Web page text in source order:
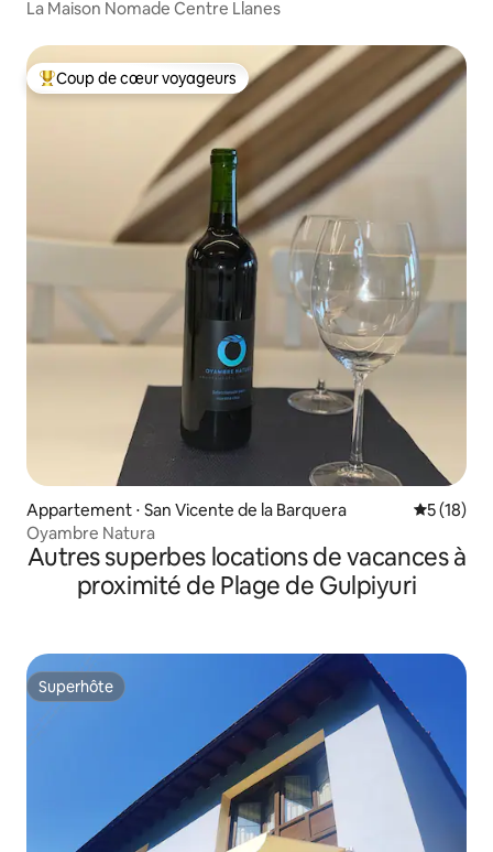
La Maison Nomade Centre Llanes
Coups de cœur voyageurs les plus appréciés
Coup de cœur voyageurs
Appartement ⋅ San Vicente de la Barquera
5 (18)
Oyambre Natura
Autres superbes locations de vacances à
proximité de Plage de Gulpiyuri
Superhôte
Superhôte